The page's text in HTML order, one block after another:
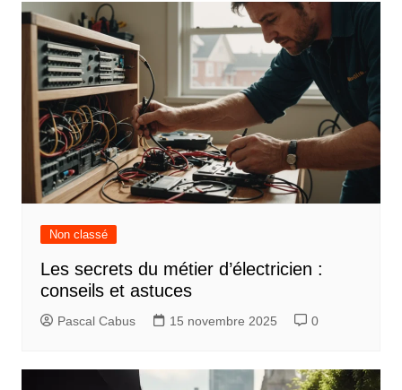
Non classé
Les secrets du métier d’électricien :
conseils et astuces
Pascal Cabus 15 novembre 2025 0